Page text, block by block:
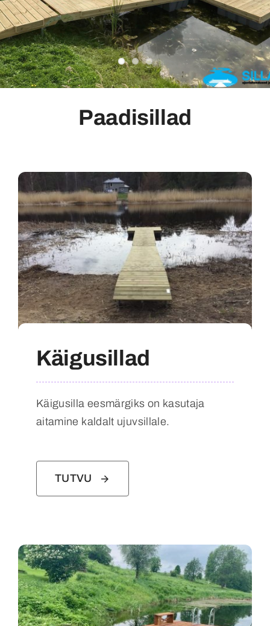
Kontakt
Eesti
VAATA PAKUTAVAID
TOOTEID
VAATAN TOOTEID
Paadisillad
Käigusillad
Käigusilla eesmärgiks on kasutaja
aitamine kaldalt ujuvsillale.
TUTVU